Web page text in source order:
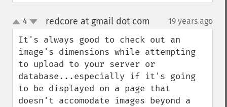
up
down
4 redcore at gmail dot com 19 years ago
It's always good to check out an
image's dimensions while attempting
to upload to your server or
database...especially if it's going
to be displayed on a page that
doesn't accomodate images beyond a